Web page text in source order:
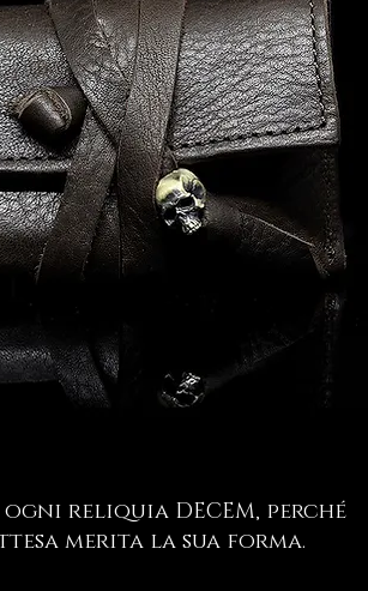
reliquia DECEM, perché
merita la sua forma.